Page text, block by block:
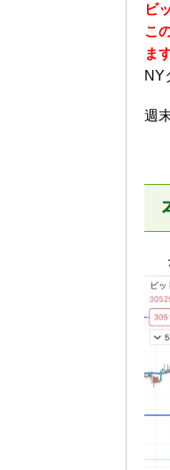
ビ
こ
ま
NY
週